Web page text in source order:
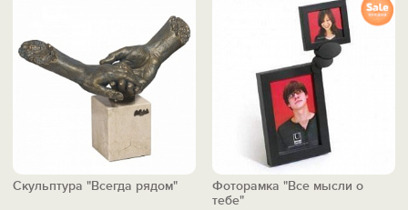
Скульптура "Всегда рядом"
Фоторамка "Все мысли о
тебе"